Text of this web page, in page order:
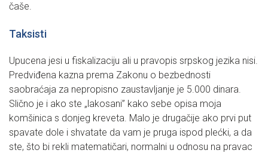
čaše.
Taksisti
Upucena jesi u fiskalizaciju ali u pravopis srpskog jezika nisi.
Predviđena kazna prema Zakonu o bezbednosti
saobraćaja za nepropisno zaustavljanje je 5.000 dinara.
Slično je i ako ste „lakosani” kako sebe opisa moja
komšinica s donjeg kreveta. Malo je drugačije ako prvi put
spavate dole i shvatate da vam je pruga ispod plećki, a da
ste, što bi rekli matematičari, normalni u odnosu na pravac